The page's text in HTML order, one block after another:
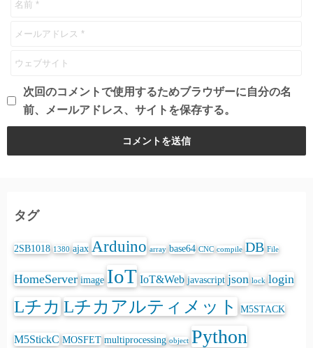
次回のコメントで使用するためブラウザーに自分の名
前、メールアドレス、サイトを保存する。
タグ
2SB1018 1380 ajax Arduino array base64 CNC compile DB File
HomeServer image IoT IoT&Web javascript json lock login
Lチカ Lチカアルティメット M5STACK
M5StickC MOSFET multiprocessing object Python